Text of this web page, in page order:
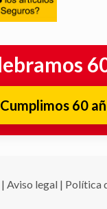
Cumplimos 60
| Aviso legal | Política